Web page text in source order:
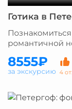
Готика в
романтичной
8555₽
4
за экскурсию